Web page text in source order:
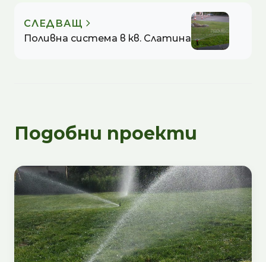
СЛЕДВАЩ
Поливна система в кв. Слатина
Подобни проекти